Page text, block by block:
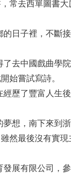
常去西單圖書
日子裡，不斷
去中國戲曲學
始嘗試寫詩。
歷了豐富人生
想，南下來到
然最後沒有實
展有限公司，